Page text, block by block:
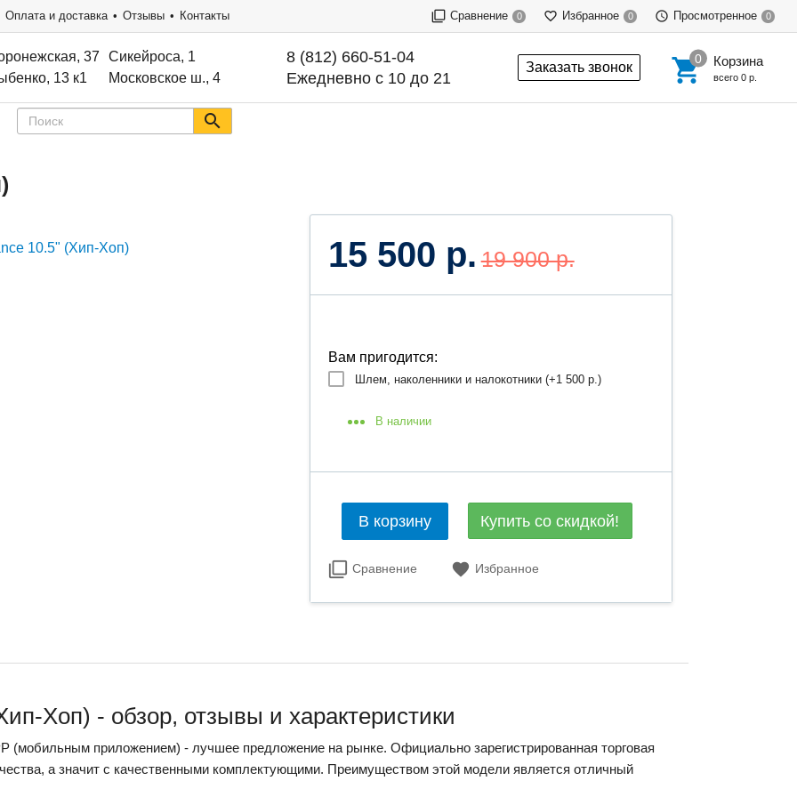
Оплата и доставка Отзывы Контакты Сравнение 0 Избранное 0 Просмотренное 0
37
13 к1
Сикейроса, 1
Московское ш., 4
8 (812) 660-51-04
Ежедневно с 10 до 21
Заказать звонок Корзина
всего 0 р.
15 500 р. 19 900 р.
Вам пригодится:
Шлем, наколенники и налокотники (+1 500 р.)
В наличии
В корзину Купить со скидкой!
Сравнение Избранное
Хоп) - обзор, отзывы и характеристики
(мобильным приложением) - лучшее предложение на рынке. Официально зарегистрированная торговая
а значит с качественными комплектующими. Преимуществом этой модели является отличный